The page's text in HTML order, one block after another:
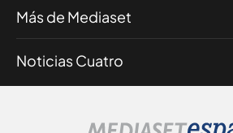
Más de Mediaset
Noticias Cuatro